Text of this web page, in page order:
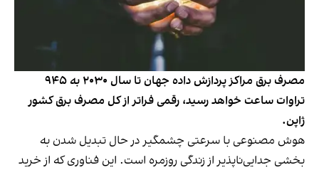
مصرف برق مراکز پردازش داده جهان تا سال ۲۰۳۰ به ۹۴۵
تراوات ساعت خواهد‌ رسید، رقمی فراتر از کل مصرف برق کشور
ژاپن.
هوش مصنوعی با سرعتی چشمگیر در حال تبدیل شدن به
بخشی جدایی‌ناپذیر از زندگی روزمره است. این فناوری که از خرید